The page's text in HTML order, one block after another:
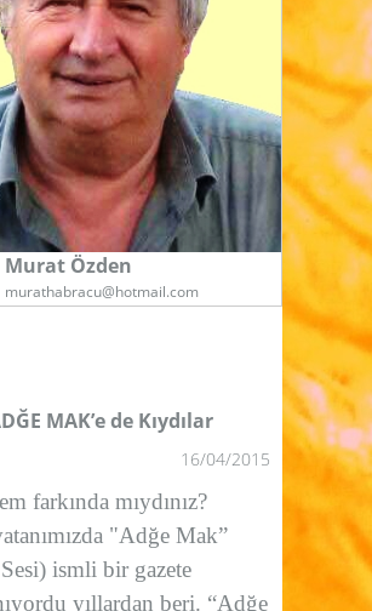
Murat Özden
murathabracu@hotmail.com
MAK’e de Kıydılar
16/04/2015
farkında mıydınız?
"Adğe Mak”
ismli bir gazete
yıllardan beri. “Adğe